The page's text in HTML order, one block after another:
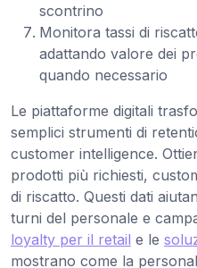
scontrino
Monitora tassi di
adattando valore dei
quando necessario
Le piattaforme digitali
semplici strumenti di
customer intelligence.
prodotti più richiesti,
di riscatto. Questi dati
turni del personale e
loyalty per il retail e le
mostrano come la